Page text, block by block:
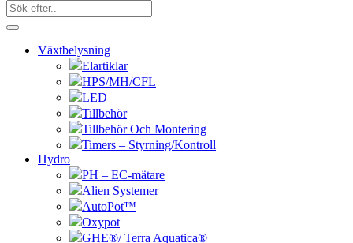
Växtbelysning
Elartiklar
HPS/MH/CFL
LED
Tillbehör
Tillbehör Och Montering
Timers – Styrning/Kontroll
Hydro
PH – EC-mätare
Alien Systemer
AutoPot™
Oxypot
GHE®/ Terra Aquatica®